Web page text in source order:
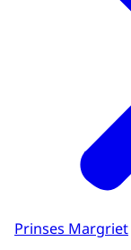
Prinses Margriet